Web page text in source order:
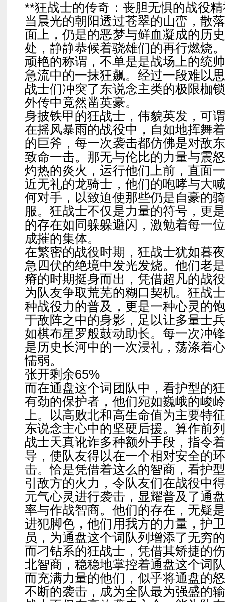
**狂战士的传奇：丧胆无惧的战役
当晨光的朝阳透过苍翠的山峦，散
面上，仍是的恶梦与鲜血凝成的历
处，静静恭候着骁雄们的再行燃烧
顽艳的称谓，不单是是战场上的统
急流中的一抹狂飙。经过一段难以
战士们冲突了东说念主类的极限枷
外传中竟然凿英豪。
身披铁甲的狂战士，伟貌英发，可
在摇风暴雨的战役中，自如地挥舞
的巨斧，每一次袭击都仿佛是对敌
致命一击。那无与伦比的力量与震
灼热的炎火，运行他们上前，直面
近无礼的龙骑士，他们的咆哮与大
何对手，以致迫使那些仍是自豪的
服。狂战士不仅是力量的符号，更
的存在如同躲躲避闪，激勉着每一
成摧的集体。
在繁密的战役时期，狂战士犹如暮
急四伏的绝境中发光发烧。他们老
瘠的时期挺身而出，凭借超凡的战
为队友争取荒芜的糊口契机。狂战
种战役力的普及，更是一种心灵的
于敌阵之中的身影，足以让多量士
如棋布星罗般鼓动助长。每一次冲
是历史长河中的一次浸礼，荡涤着
懦弱。
张开剩余65%
而在通盘这个词团队中，看护型的
有劲的保护者，他们宛如巍峨的峻
上。以高败北和高生命值为主要特
东说念主心中的坚硬后援。算作前
战士天真讹诈多种额外手段，指令
导，使队友得以在一个相对安全的
击。恰是凭借着这么的智商，看护
引敌方的火力，令队友们在战役中
元气心灵进行袭击，显耀普及了通
率与作战智商。他们的存在，无疑
进犯脚色，他们用我方的力量，护
员，为通盘这个词队列增添了无穷
而刁钻系的狂战士，凭借其矫捷的
北智商，稳稳地掌控着通盘这个词
而充满力量的他们，似乎将通盘的
不断的袭击，成为全队最为强盛的